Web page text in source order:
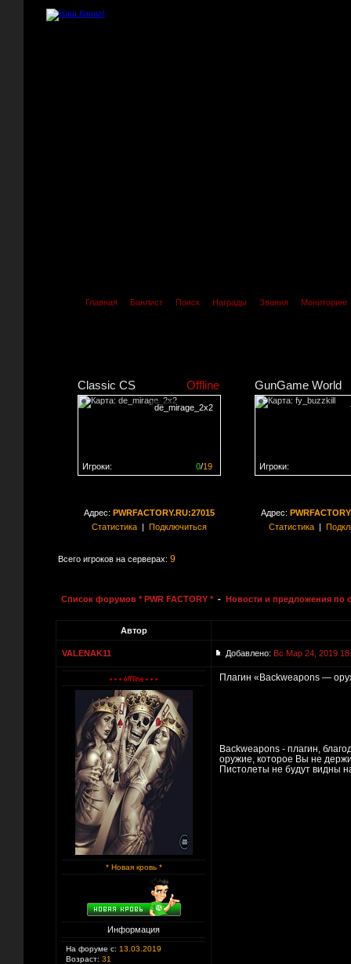
Главная Банлист Поиск Награды Звания Мониторинг
Classic CS Offline
de_mirage_2x2
0/19
Игроки:
GunGame World
Игроки:
Адрес: PWRFACTORY.RU:27015
Статистика| Подключиться
Адрес:
Статистика|
Всего игроков на серверах: 9
Список форумов * PWR FACTORY * - Новости и предложения по
Автор
VALENAK11 Добавлено: Вс Мар 24, 2019
* Новая кровь *
Информация
На форуме с: 13.03.2019
Возраст: 31
Плагин «Backweapons —
Backweapons - плагин,
оружие, которое Вы не
Пистолеты не будут видны